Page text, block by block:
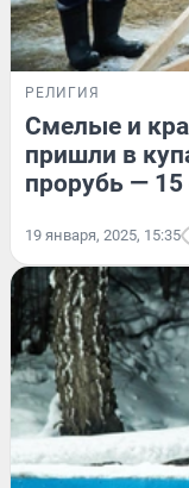
РЕЛИГИЯ
Смелые и
пришли в
прорубь —
19 января, 2025, 15:35